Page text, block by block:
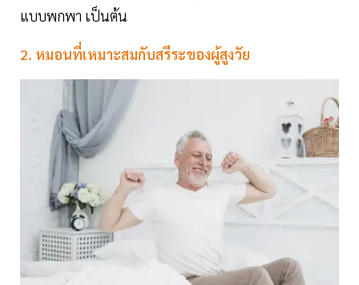
แบบพกพา เป็นต้น
2. หมอนที่เหมาะสมกับสรีระของผู้สูงวัย